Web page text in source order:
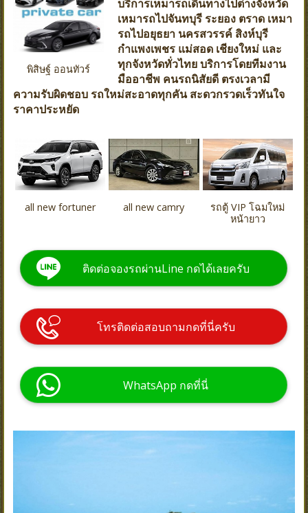
พิสิษฐ์ ออนทัวร์
บริการเหมารถเดินทางไปต่างจังหวัด
เหมารถไปจันทบุรี ระยอง ตราด เหมา
รถไปอยุธยา นครสวรรค์ สิงห์บุรี
กำแพงเพชร แม่สอด เชียงใหม่ และ
ทุกจังหวัดทั่วไทย บริการโดยทีมงาน
มืออาชีพ คนรถนิสัยดี ตรงเวลามี
ความรับผิดชอบ รถใหม่สะอาดทุกคัน สะดวกรวดเร็วทันใจ
ราคาประหยัด
all new fortuner all new camry
รถตู้ VIP โฉมใหม่
หน้ายาว
ติดต่อจองรถผ่านLine กดได้เลยครับ
โทรติดต่อสอบถามกดที่นี่ครับ
WhatsApp กดที่นี่